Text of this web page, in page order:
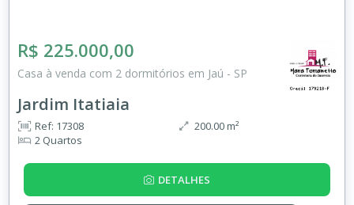
R$ 225.000,00
Casa à venda com 2 dormitórios em Jaú - SP
Jardim Itatiaia
Ref: 17308
2 Quartos
200.00 m²
DETALHES